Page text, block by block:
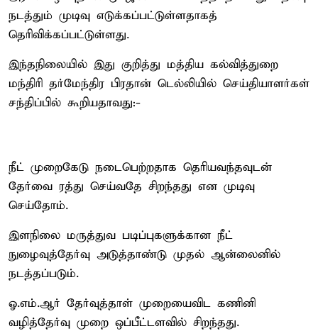
நடத்தும் முடிவு எடுக்கப்பட்டுள்ளதாகத்
தெரிவிக்கப்பட்டுள்ளது.
இந்தநிலையில் இது குறித்து மத்திய கல்வித்துறை
மந்திரி தர்மேந்திர பிரதான் டெல்லியில் செய்தியாளர்கள்
சந்திப்பில் கூறியதாவது:-
நீட் முறைகேடு நடைபெற்றதாக தெரியவந்தவுடன்
தேர்வை ரத்து செய்வதே சிறந்தது என முடிவு
செய்தோம்.
இளநிலை மருத்துவ படிப்புகளுக்கான நீட்
நுழைவுத்தேர்வு அடுத்தாண்டு முதல் ஆன்லைனில்
நடத்தப்படும்.
ஓ.எம்.ஆர் தேர்வுத்தாள் முறையைவிட கணினி
வழித்தேர்வு முறை ஒப்பீட்டளவில் சிறந்தது.